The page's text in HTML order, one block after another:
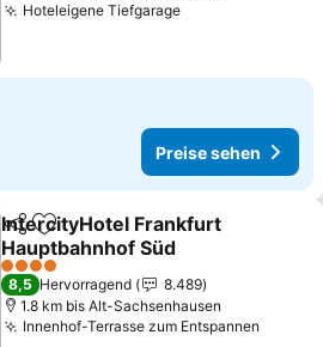
Hoteleigene TiefgaragePreise sehen
Preise sehen
TeilenZu Favoriten hinzufügen
IntercityHotel Frankfurt
Hauptbahnhof Süd
Preise sehen
4 Sterne
8,5 Hervorragend
8.489
1.8 km bis Alt-Sachsenhausen
Innenhof-Terrasse zum Entspannen